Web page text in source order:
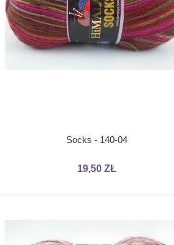
Socks - 140-04
19,50 ZŁ